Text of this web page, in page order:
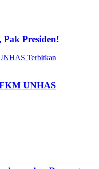
Pak Presiden!
UNHAS